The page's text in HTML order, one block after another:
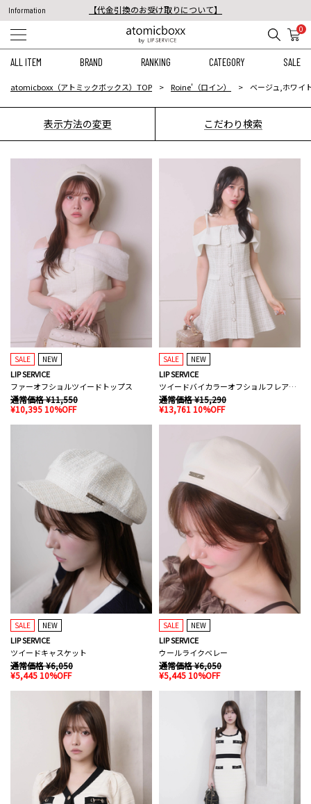
Information
税込11,000円以上のご注文で送料無料！
【重要】予約商品のお支払い方法（代金引換）変更に関するお知らせ
0
ALL ITEM BRAND RANKING CATEGORY SALE
atomicboxx（アトミックボックス）TOP Roine'（ロイン） ベージュ,ホワイ
表示方法の変更 こだわり検索
SALE NEW
LIP SERVICE
ファーオフショルツイードトップス
通常価格 ¥11,550
¥10,395 10%OFF
SALE NEW
LIP SERVICE
ツイードバイカラーオフショルフレアワンピース
通常価格 ¥15,290
¥13,761 10%OFF
SALE NEW
LIP SERVICE
ツイードキャスケット
通常価格 ¥6,050
¥5,445 10%OFF
SALE NEW
LIP SERVICE
ウールライクベレー
通常価格 ¥6,050
¥5,445 10%OFF